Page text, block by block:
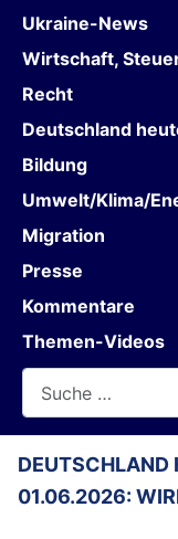
Ukraine-News
Wirtschaft,
Recht
Deutschland
Bildung
Umwelt/Klima/
Migration
Presse
Kommentare
Themen-Videos
DEUTSCHLAND
01.06.2026: